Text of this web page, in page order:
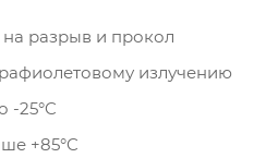
разрыв и прокол
излучению
-25°C
+85°C